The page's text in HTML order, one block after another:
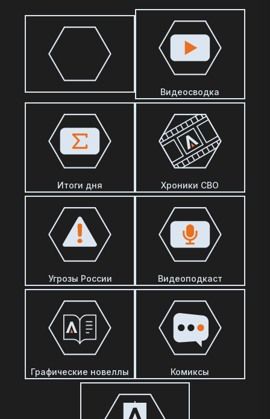
Видеосводка
Итоги дня Хроники СВО
Угрозы России Видеоподкаст
Графические новеллы Комиксы